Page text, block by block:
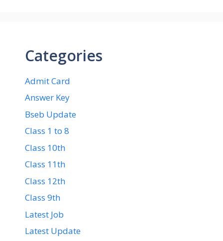
Categories
Admit Card
Answer Key
Bseb Update
Class 1 to 8
Class 10th
Class 11th
Class 12th
Class 9th
Latest Job
Latest Update